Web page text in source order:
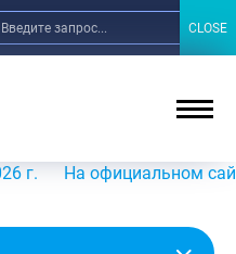
На официальном сайте
CLOSE
CLOSE